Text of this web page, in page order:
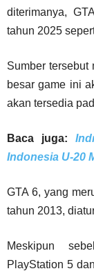
diterimanya,
tahun 2025
Sumber tersebut
besar game ini
akan tersedia
Baca juga:
Indonesia U-20
GTA 6, yang
tahun 2013,
Meskipun
PlayStation 5